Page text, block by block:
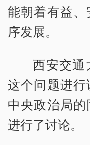
能朝着有益
序发展。
西安交通
这个问题进行
中央政治局
进行了讨论。